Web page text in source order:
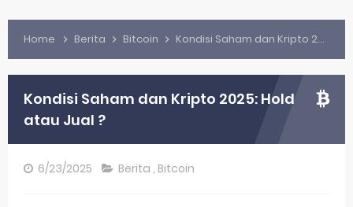
Cara Menemukan Koin Sebelum Terdaftar di Binance atau Coinbase
Cara Membaca Chart Crypto untuk Pemula
Trader Kripto Salahkan Tarif Trump ke China
Bitcoin Anjlok ke $102K Setelah Tarif Trump untuk China
Home Berita Bitcoin Kondisi Saham dan Kripto 2025: Hold atau Jual ?
Kondisi Saham dan Kripto 2025: Hold
atau Jual ?
6/23/2025 Berita , Bitcoin